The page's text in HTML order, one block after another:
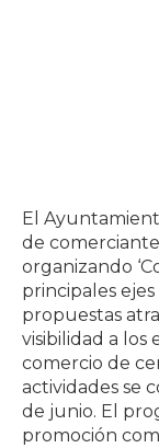
El
de
organizando
principales
propuestas
visibilidad a los
comercio de
actividades se
de junio. El
promoción